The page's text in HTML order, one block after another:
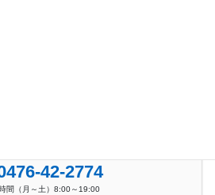
42-2774
間（月～土）8:00～19:00